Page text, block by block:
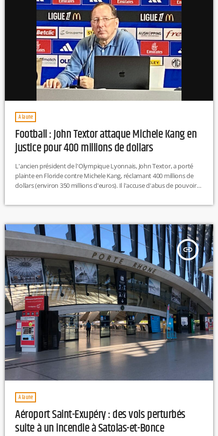
À la une
Football : John Textor attaque Michele Kang en
justice pour 400 millions de dollars
L'ancien président de l'Olympique Lyonnais, John Textor, a porté
plainte en Floride contre Michele Kang, réclamant 400 millions de
dollars (environ 350 millions d'euros). Il l'accuse d'abus de pouvoir
aurait, selon John Textor, orchestré une "conspiration" pour
la présidence. Depuis son départ de Lyon, l’homme d’affaires
américain fait face à plusieurs […]
insert_link
À la une
Aéroport Saint-Exupéry : des vols perturbés
suite à un incendie à Satolas-et-Bonce